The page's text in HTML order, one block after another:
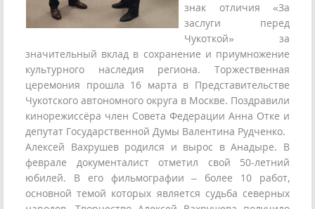
знак отличия «За
заслуги перед
Чукоткой» за
значительный вклад в сохранение и приумножение
культурного наследия региона. Торжественная
церемония прошла 16 марта в Представительстве
Чукотского автономного округа в Москве. Поздравили
кинорежиссёра член Совета Федерации Анна Отке и
депутат Государственной Думы Валентина Рудченко.
Алексей Вахрушев родился и вырос в Анадыре. В
феврале документалист отметил свой 50-летний
юбилей. В его фильмографии – более 10 работ,
основной темой которых является судьба северных